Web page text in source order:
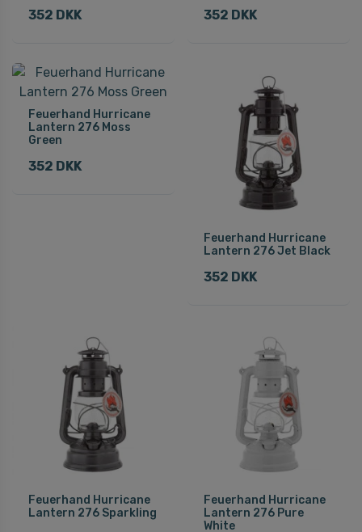
352 DKK 352 DKK
Feuerhand Hurricane
Lantern 276 Moss
Green
352 DKK
Feuerhand Hurricane
Lantern 276 Jet Black
352 DKK
Feuerhand Hurricane
Lantern 276 Sparkling
Feuerhand Hurricane
Lantern 276 Pure
White